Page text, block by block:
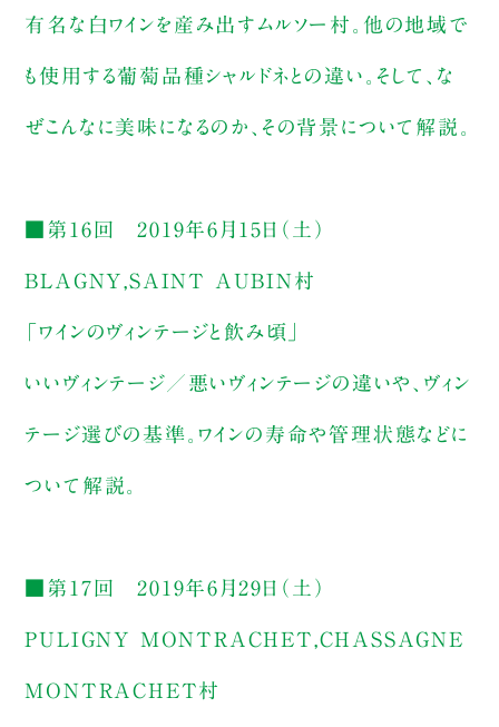
有名な白ワインを産み出すムルソー村。他の地域で
も使用する葡萄品種シャルドネとの違い。そして、な
ぜこんなに美味になるのか、その背景について解説。
■第16回 2019年6月15日（土）
BLAGNY,SAINT AUBIN村
「ワインのヴィンテージと飲み頃」
いいヴィンテージ／悪いヴィンテージの違いや、ヴィン
テージ選びの基準。ワインの寿命や管理状態などに
ついて解説。
■第17回 2019年6月29日（土）
PULIGNY MONTRACHET,CHASSAGNE
MONTRACHET村